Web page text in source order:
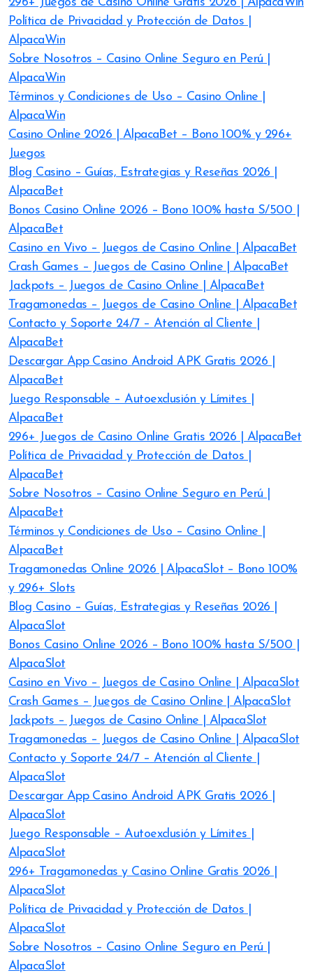
Política de Privacidad y Protección de Datos |
AlpacaWin
Sobre Nosotros – Casino Online Seguro en Perú |
AlpacaWin
Términos y Condiciones de Uso – Casino Online |
AlpacaWin
Casino Online 2026 | AlpacaBet – Bono 100% y 296+
Juegos
Blog Casino – Guías, Estrategias y Reseñas 2026 |
AlpacaBet
Bonos Casino Online 2026 – Bono 100% hasta S/500 |
AlpacaBet
Casino en Vivo – Juegos de Casino Online | AlpacaBet
Crash Games – Juegos de Casino Online | AlpacaBet
Jackpots – Juegos de Casino Online | AlpacaBet
Tragamonedas – Juegos de Casino Online | AlpacaBet
Contacto y Soporte 24/7 – Atención al Cliente |
AlpacaBet
Descargar App Casino Android APK Gratis 2026 |
AlpacaBet
Juego Responsable – Autoexclusión y Límites |
AlpacaBet
296+ Juegos de Casino Online Gratis 2026 | AlpacaBet
Política de Privacidad y Protección de Datos |
AlpacaBet
Sobre Nosotros – Casino Online Seguro en Perú |
AlpacaBet
Términos y Condiciones de Uso – Casino Online |
AlpacaBet
Tragamonedas Online 2026 | AlpacaSlot – Bono 100%
y 296+ Slots
Blog Casino – Guías, Estrategias y Reseñas 2026 |
AlpacaSlot
Bonos Casino Online 2026 – Bono 100% hasta S/500 |
AlpacaSlot
Casino en Vivo – Juegos de Casino Online | AlpacaSlot
Crash Games – Juegos de Casino Online | AlpacaSlot
Jackpots – Juegos de Casino Online | AlpacaSlot
Tragamonedas – Juegos de Casino Online | AlpacaSlot
Contacto y Soporte 24/7 – Atención al Cliente |
AlpacaSlot
Descargar App Casino Android APK Gratis 2026 |
AlpacaSlot
Juego Responsable – Autoexclusión y Límites |
AlpacaSlot
296+ Tragamonedas y Casino Online Gratis 2026 |
AlpacaSlot
Política de Privacidad y Protección de Datos |
AlpacaSlot
Sobre Nosotros – Casino Online Seguro en Perú |
AlpacaSlot